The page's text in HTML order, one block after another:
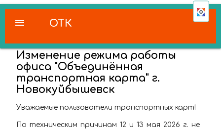
ОТК
menu
Изменение режима работы
офиса "Объединённая
транспортная карта" г.
Новокуйбышевск
Уважаемые пользователи транспортных карт!
По техническим причинам 12 и 13 мая 2026 г. не